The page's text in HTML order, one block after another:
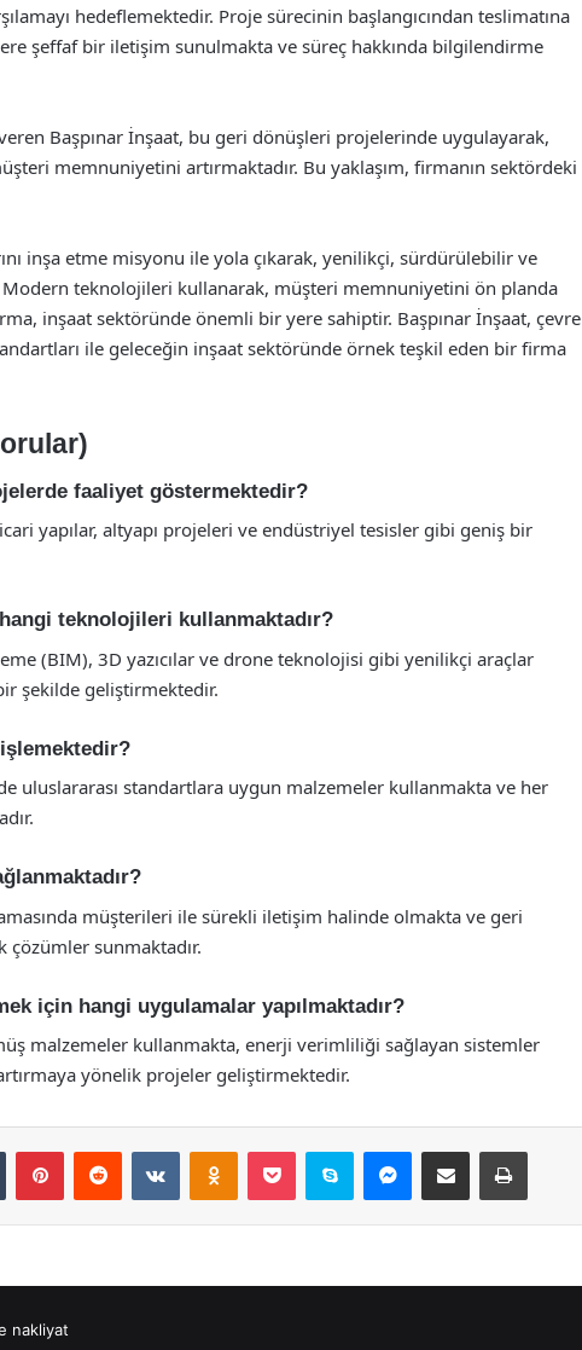
hedeflemektedir. Proje sürecinin başlangıcından teslimatına
şeffaf bir iletişim sunulmakta ve süreç hakkında bilgilendirme
Başpınar İnşaat, bu geri dönüşleri projelerinde uygulayarak,
memnuniyetini artırmaktadır. Bu yaklaşım, firmanın sektördeki
inşa etme misyonu ile yola çıkarak, yenilikçi, sürdürülebilir ve
Modern teknolojileri kullanarak, müşteri memnuniyetini ön planda
inşaat sektöründe önemli bir yere sahiptir. Başpınar İnşaat, çevre
ile geleceğin inşaat sektöründe örnek teşkil eden bir firma
faaliyet göstermektedir?
yapılar, altyapı projeleri ve endüstriyel tesisler gibi geniş bir
teknolojileri kullanmaktadır?
(BIM), 3D yazıcılar ve drone teknolojisi gibi yenilikçi araçlar
şekilde geliştirmektedir.
uluslararası standartlara uygun malzemeler kullanmakta ve her
müşterileri ile sürekli iletişim halinde olmakta ve geri
sunmaktadır.
için hangi uygulamalar yapılmaktadır?
malzemeler kullanmakta, enerji verimliliği sağlayan sistemler
yönelik projeler geliştirmektedir.
Tumblr PinterestReddit VKontakteOdnoklassniki
Pocket Skype Messenger
E-Posta ile paylaş Yazdır
nakliyat